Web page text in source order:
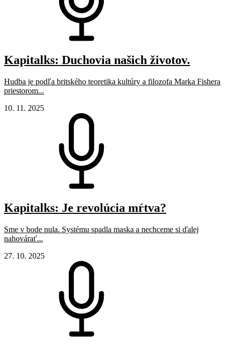
Kapitalks: Duchovia našich životov.
Hudba je podľa britského teoretika kultúry a filozofa Marka Fishera
priestorom...
10. 11. 2025
Kapitalks: Je revolúcia mŕtva?
Sme v bode nula. Systému spadla maska a nechceme si ďalej
nahovárať...
27. 10. 2025